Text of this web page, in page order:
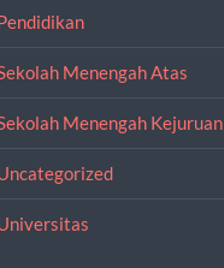
Menengah Atas
Menengah Kejuruan